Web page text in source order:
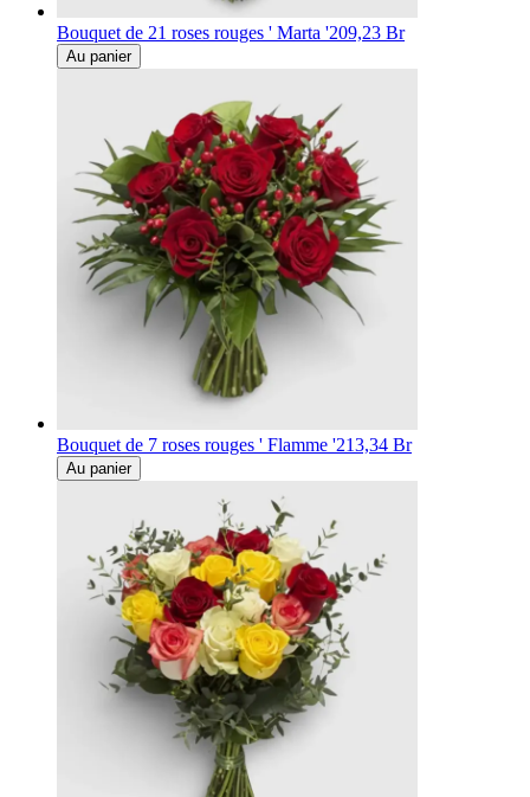
Bouquet de 21 roses rouges ' Marta '209,23 Br
Au panier
Bouquet de 7 roses rouges ' Flamme '213,34 Br
Au panier